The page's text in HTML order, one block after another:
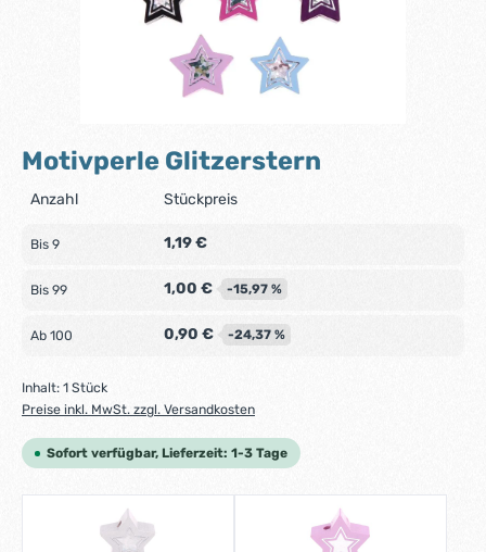
Motivperle Glitzerstern
Anzahl Stückpreis
Bis 9 1,19 €
Bis 99 1,00 € -15,97 %
Ab 100 0,90 € -24,37 %
Inhalt: 1 Stück
Preise inkl. MwSt. zzgl. Versandkosten
Sofort verfügbar, Lieferzeit: 1-3 Tage